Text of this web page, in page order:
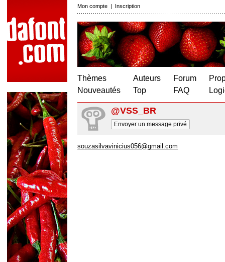
Mon compte | Inscription
Thèmes
Nouveautés
Auteurs
Top
Forum
FAQ
@VSS_BR
Envoyer un message privé
souzasilvavinicius056@gmail.com